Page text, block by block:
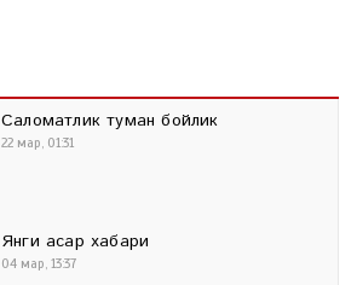
Саломатлик туман бойлик
22 мар, 01:31
Янги асар хабари
04 мар, 13:37